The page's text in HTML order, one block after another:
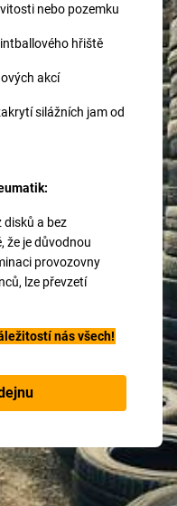
nebo pozemku
hřiště
akcí
silážních jam od
disků a bez
že je důvodnou
provozovny
lze převzetí
nás všech!